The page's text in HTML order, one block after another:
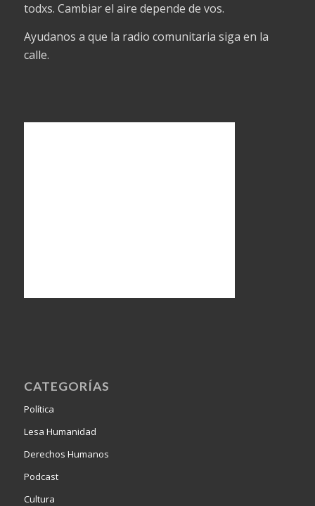
todxs. Cambiar el aire depende de vos.
Ayudanos a que la radio comunitaria siga en la
calle.
CATEGORÍAS
Política
Lesa Humanidad
Derechos Humanos
Podcast
Cultura